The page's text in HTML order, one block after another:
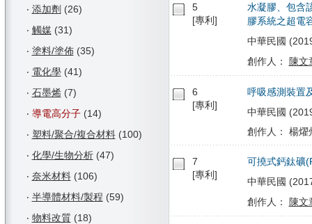
‧ 添加劑 (26)
‧ 觸媒(31)
‧ 塗料/塗佈(35)
‧ 電化學(41)
‧ 石墨烯(7)
‧ 導電高分子(14)
‧ 塑料/聚合/複合材料(100)
‧ 化學/生物分析(47)
‧ 奈米材料(106)
‧ 半導體材料/製程 (59)
‧ 物料改質(18)
5
[專利]
水凝膠、包含
膠系統之超電
中華民國
創作人：
陳文
6
[專利]
呼吸感測裝置
中華民國
創作人： 楊燿
7
[專利]
可撓式鈣鈦礦
中華民國
創作人：
陳文